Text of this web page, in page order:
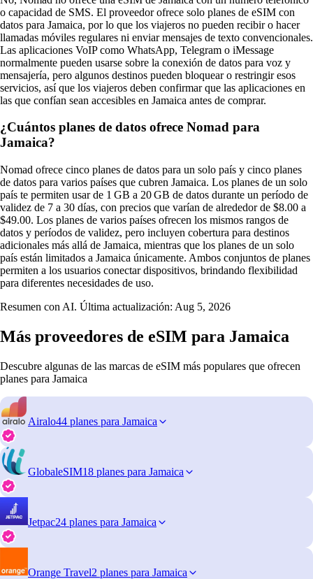
o capacidad de SMS. El proveedor ofrece solo planes de eSIM con
datos para Jamaica, por lo que los viajeros no pueden recibir o hacer
llamadas móviles regulares ni enviar mensajes de texto convencionales.
Las aplicaciones VoIP como WhatsApp, Telegram o iMessage
normalmente pueden usarse sobre la conexión de datos para voz y
mensajería, pero algunos destinos pueden bloquear o restringir esos
servicios, así que los viajeros deben confirmar que las aplicaciones en
las que confían sean accesibles en Jamaica antes de comprar.
¿Cuántos planes de datos ofrece Nomad para
Jamaica?
Nomad ofrece cinco planes de datos para un solo país y cinco planes
de datos para varios países que cubren Jamaica. Los planes de un solo
país te permiten usar de 1 GB a 20 GB de datos durante un período de
validez de 7 a 30 días, con precios que varían de alrededor de $8.00 a
$49.00. Los planes de varios países ofrecen los mismos rangos de
datos y períodos de validez, pero incluyen cobertura para destinos
adicionales más allá de Jamaica, mientras que los planes de un solo
país están limitados a Jamaica únicamente. Ambos conjuntos de planes
permiten a los usuarios conectar dispositivos, brindando flexibilidad
para diferentes necesidades de uso.
Resumen con AI. Última actualización: Aug 5, 2026
Más proveedores de eSIM para Jamaica
Descubre algunas de las marcas de eSIM más populares que ofrecen
planes para Jamaica
Airalo44 planes para Jamaica
GlobaleSIM18 planes para Jamaica
Jetpac24 planes para Jamaica
Orange Travel2 planes para Jamaica